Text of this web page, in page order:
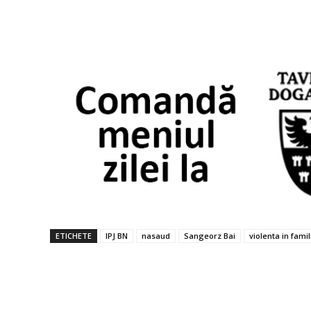
ETICHETE IPJ BN nasaud Sangeorz Bai violenta in